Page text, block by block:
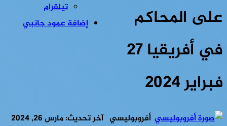
تيلقرام
إضافة عمود جانبي
على المحاكم
في أفريقيا 27
فبراير 2024
أفروبوليسي آخر تحديث: مارس 26, 2024